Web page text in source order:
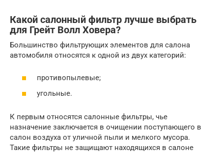
Какой салонный фильтр лучше выбрать
для Грейт Волл Ховера?
Большинство фильтрующих элементов для салона
автомобиля относятся к одной из двух категорий:
противопылевые;
угольные.
К первым относятся салонные фильтры, чье
назначение заключается в очищении поступающего в
салон воздуха от уличной пыли и мелкого мусора.
Такие фильтры не защищают находящихся в салоне